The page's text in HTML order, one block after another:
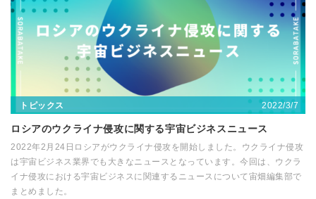
トピックス 2022/3/7
ロシアのウクライナ侵攻に関する宇宙ビジネスニュース
2022年2月24日ロシアがウクライナ侵攻を開始しました。ウクライナ侵攻
は宇宙ビジネス業界でも大きなニュースとなっています。今回は、ウクラ
イナ侵攻における宇宙ビジネスに関連するニュースについて宙畑編集部で
まとめました。